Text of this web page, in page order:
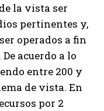
la vista ser
pertinentes y,
operados a fin
acuerdo a lo
entre 200 y
de vista. En
por 2